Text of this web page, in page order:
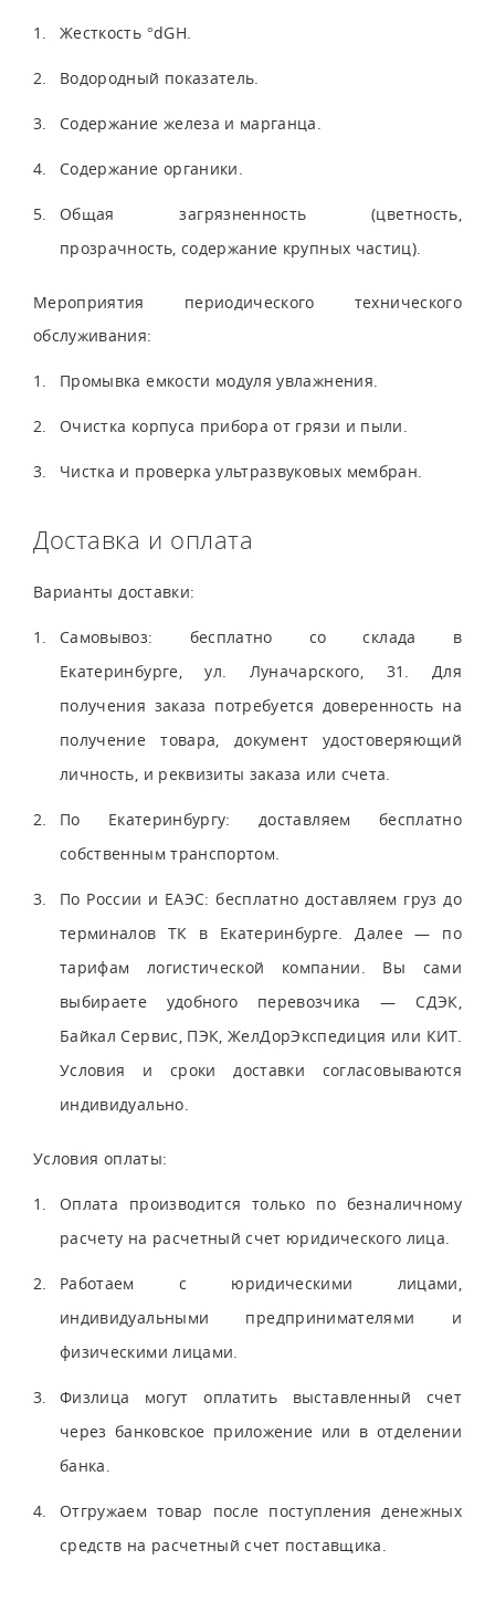
Жесткость °dGH.
Водородный показатель.
Содержание железа и марганца.
Содержание органики.
Общая загрязненность (цветность,
прозрачность, содержание крупных частиц).
Мероприятия периодического технического
обслуживания:
Промывка емкости модуля увлажнения.
Очистка корпуса прибора от грязи и пыли.
Чистка и проверка ультразвуковых мембран.
Доставка и оплата
Варианты доставки:
Самовывоз: бесплатно со склада в
Екатеринбурге, ул. Луначарского, 31. Для
получения заказа потребуется доверенность на
получение товара, документ удостоверяющий
личность, и реквизиты заказа или счета.
По Екатеринбургу: доставляем бесплатно
собственным транспортом.
По России и ЕАЭС: бесплатно доставляем груз до
терминалов ТК в Екатеринбурге. Далее — по
тарифам логистической компании. Вы сами
выбираете удобного перевозчика — СДЭК,
Байкал Сервис, ПЭК, ЖелДорЭкспедиция или КИТ.
Условия и сроки доставки согласовываются
индивидуально.
Условия оплаты:
Оплата производится только по безналичному
расчету на расчетный счет юридического лица.
Работаем с юридическими лицами,
индивидуальными предпринимателями и
физическими лицами.
Физлица могут оплатить выставленный счет
через банковское приложение или в отделении
банка.
Отгружаем товар после поступления денежных
средств на расчетный счет поставщика.